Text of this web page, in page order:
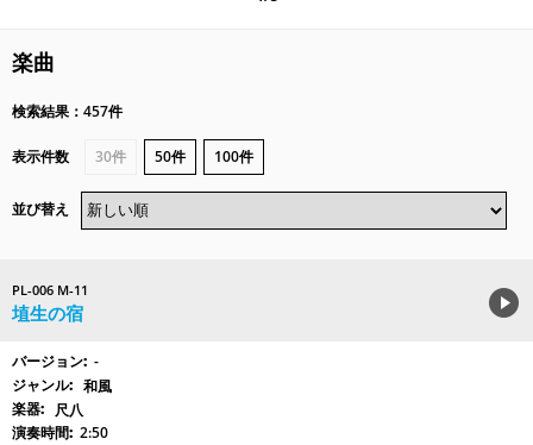
楽曲
検索結果：457件
表示件数 30件 50件 100件
並び替え
PL-006 M-11
埴生の宿
-
和風
尺八
2:50